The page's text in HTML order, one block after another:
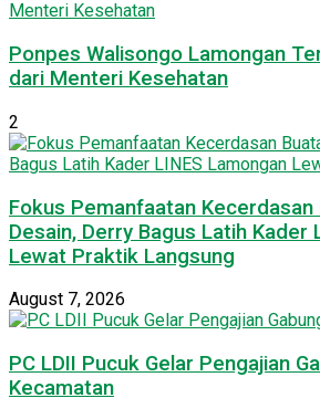
Ponpes Walisongo Lamongan
dari Menteri Kesehatan
2
Fokus Pemanfaatan Kecerdasan
Desain, Derry Bagus Latih Kader
Lewat Praktik Langsung
August 7, 2026
PC LDII Pucuk Gelar Pengajian
Kecamatan